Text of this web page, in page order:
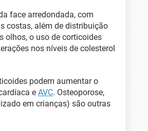
face arredondada, com
costas, além de distribuição
olhos, o uso de corticoides
nos níveis de colesterol
podem aumentar o
e AVC. Osteoporose,
em crianças) são outras